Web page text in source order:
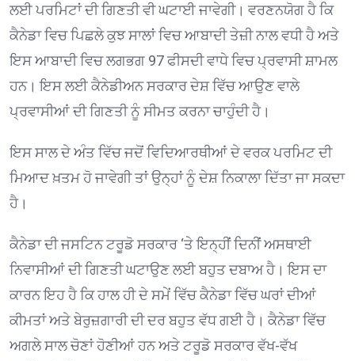
ਲਈ ਪਰਮਿਟਾਂ ਦੀ ਗਿਣਤੀ ਵੀ ਘਟਾਈ ਜਾਵੇਗੀ। ਵਰਣਨਯੋਗ ਹੈ ਕਿ
ਕੈਨੇਡਾ ਵਿਚ ਪਿਛਲੇ ਕੁਝ ਸਾਲਾਂ ਵਿਚ ਆਬਾਦੀ ਤੇਜ਼ੀ ਨਾਲ ਵਧੀ ਹੈ ਅਤੇ
ਇਸ ਆਬਾਦੀ ਵਿਚ ਲਗਭਗ 97 ਫੀਸਦੀ ਵਾਧੇ ਵਿਚ ਪ੍ਰਵਾਸੀ ਸ਼ਾਮਲ
ਹਨ। ਇਸ ਲਈ ਕੈਨੇਡੀਅਨ ਸਰਕਾਰ ਦੇਸ਼ ਵਿੱਚ ਆਉਣ ਵਾਲੇ
ਪ੍ਰਵਾਸੀਆਂ ਦੀ ਗਿਣਤੀ ਨੂੰ ਸੀਮਤ ਕਰਨਾ ਚਾਹੁੰਦੀ ਹੈ।
ਇਸ ਸਾਲ ਦੇ ਅੰਤ ਵਿੱਚ ਜਦੋਂ ਵਿਦਿਆਰਥੀਆਂ ਦੇ ਵਰਕ ਪਰਮਿਟ ਦੀ
ਮਿਆਦ ਖ਼ਤਮ ਹੋ ਜਾਵੇਗੀ ਤਾਂ ਉਨ੍ਹਾਂ ਨੂੰ ਦੇਸ਼ ਨਿਕਾਲਾ ਦਿੱਤਾ ਜਾ ਸਕਦਾ
ਹੈ।
ਕੈਨੇਡਾ ਦੀ ਜਸਟਿਨ ਟਰੂਡੋ ਸਰਕਾਰ ‘ਤੇ ਇਨ੍ਹੀਂ ਦਿਨੀਂ ਅਸਥਾਈ
ਨਿਵਾਸੀਆਂ ਦੀ ਗਿਣਤੀ ਘਟਾਉਣ ਲਈ ਬਹੁਤ ਦਬਾਅ ਹੈ। ਇਸ ਦਾ
ਕਾਰਨ ਇਹ ਹੈ ਕਿ ਹਾਲ ਹੀ ਦੇ ਸਮੇਂ ਵਿੱਚ ਕੈਨੇਡਾ ਵਿੱਚ ਘਰਾਂ ਦੀਆਂ
ਕੀਮਤਾਂ ਅਤੇ ਬੇਰੁਜ਼ਗਾਰੀ ਦੀ ਦਰ ਬਹੁਤ ਵੱਧ ਗਈ ਹੈ। ਕੈਨੇਡਾ ਵਿੱਚ
ਅਗਲੇ ਸਾਲ ਚੋਣਾਂ ਹੋਣੀਆਂ ਹਨ ਅਤੇ ਟਰੂਡੋ ਸਰਕਾਰ ਵੱਖ-ਵੱਖ